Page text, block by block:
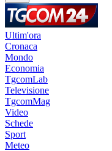
Ultim'ora
Cronaca
Mondo
Economia
TgcomLab
Televisione
TgcomMag
Video
Schede
Sport
Meteo